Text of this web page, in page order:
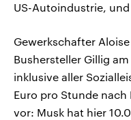
US-Autoindustrie,
Gewerkschafter
Bushersteller Gillig
inklusive aller
Euro pro Stunde nach
vor: Musk hat hier